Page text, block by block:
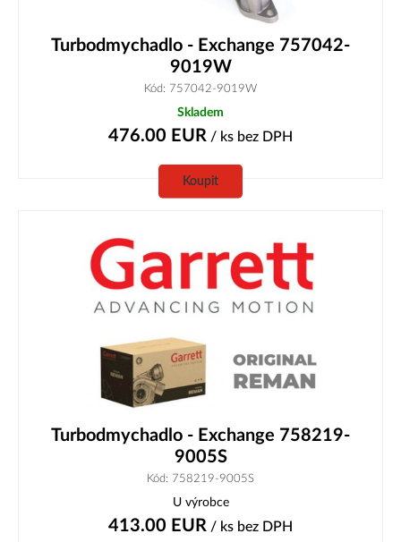
Turbodmychadlo - Exchange 757042-
9019W
Kód: 757042-9019W
Skladem
476.00 EUR / ks bez DPH
Koupit
Turbodmychadlo - Exchange 758219-
9005S
Kód: 758219-9005S
U výrobce
413.00 EUR / ks bez DPH